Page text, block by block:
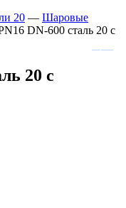
20 — Шаровые
DN-600 сталь 20 с
20 с